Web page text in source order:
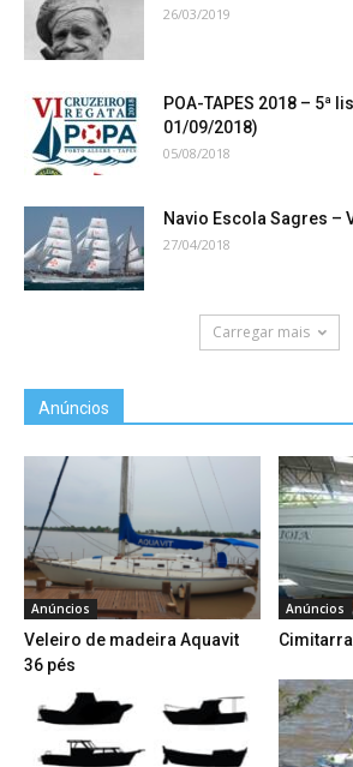
26/03/2019
POA-TAPES 2018 – 5ª
01/09/2018)
05/08/2018
Navio Escola Sagres –
27/04/2018
Carregar mais
Anúncios
Anúncios
Veleiro de madeira Aquavit
36 pés
Anúncios
Cimitarra